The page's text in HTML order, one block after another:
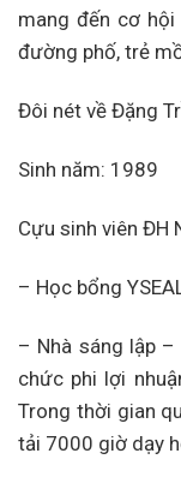
mang đến cơ
đường phố, trẻ
Đôi nét về Đặng
Sinh năm: 1989
Cựu sinh viên ĐH
– Học bổng
– Nhà sáng lập
chức phi lợi
Trong thời gian
tải 7000 giờ dạy